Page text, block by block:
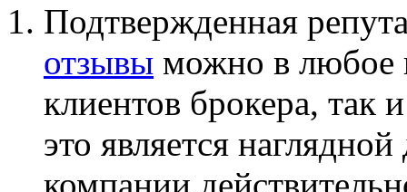
Подтвержденная
отзывы можно в любое
клиентов брокера, так
это является
компании